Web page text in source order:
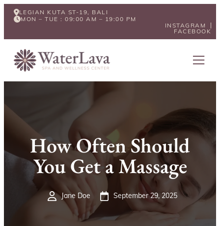
LEGIAN KUTA ST-19, BALI
MON – TUE : 09:00 AM – 19:00 PM
INSTAGRAM
FACEBOOK
How Often Should
You Get a Massage
Jane Doe September 29, 2025